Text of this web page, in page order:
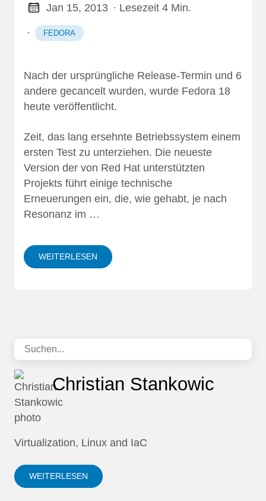
Jan 15, 2013 · Lesezeit 4 Min.
· FEDORA
Nach der ursprüngliche Release-Termin und 6
andere gecancelt wurden, wurde Fedora 18
heute veröffentlicht.
Zeit, das lang ersehnte Betriebssystem einem
ersten Test zu unterziehen. Die neueste
Version der von Red Hat unterstützten
Projekts führt einige technische
Erneuerungen ein, die, wie gehabt, je nach
Resonanz im …
WEITERLESEN
Christian Stankowic
Virtualization, Linux and IaC
WEITERLESEN